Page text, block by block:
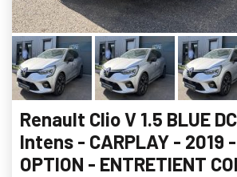
Renault Clio V 1.5 BLUE
Intens - CARPLAY - 2019
OPTION - ENTRETIENT